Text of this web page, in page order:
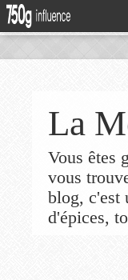
La
Vous êtes
vous
blog, c'est
d'épices,